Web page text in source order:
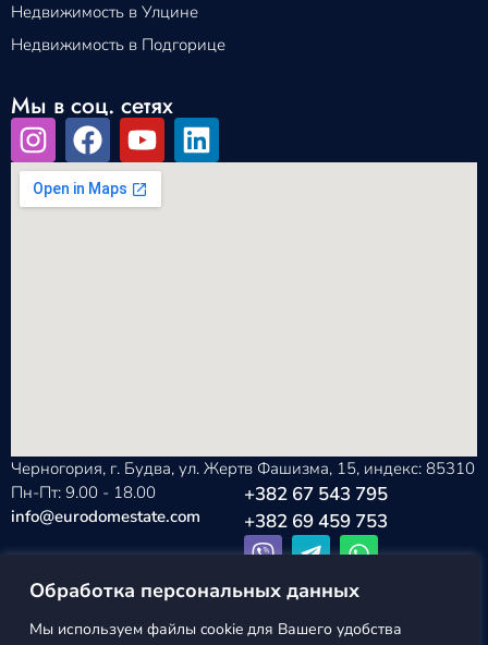
Обработка персональных данных
Мы используем файлы cookie для Вашего удобства
Недвижимость в Улцине
Недвижимость в Подгорице
Мы в соц. сетях
Черногория, г. Будва, ул. Жертв Фашизма, 15, индекс: 85310
Пн-Пт: 9.00 - 18.00
info@eurodomestate.com
+382 67 543 795
+382 69 459 753
EURODOM Политика конфиденциальности